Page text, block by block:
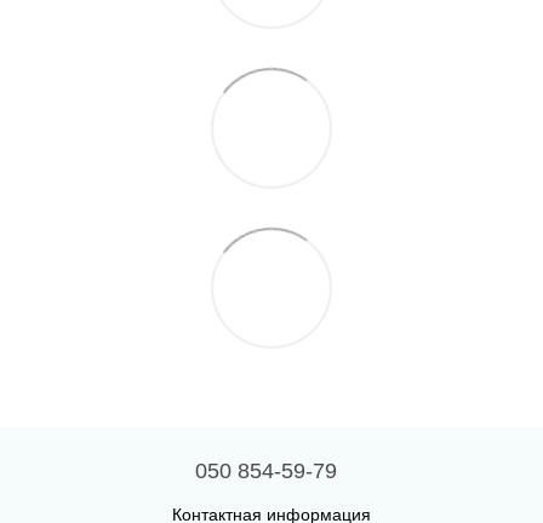
050 854-59-79
Контактная информация